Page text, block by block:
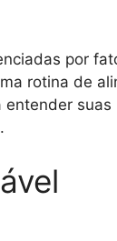
por
rotina de
suas